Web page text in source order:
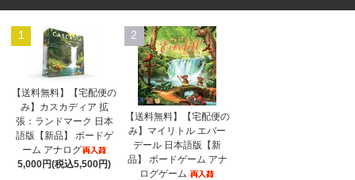
1
【送料無料】【宅配便の
み】カスカディア 拡
張：ランドマーク 日本
語版【新品】 ボードゲ
ーム アナログ
5,000円(税込5,500円)
2
【送料無料】【宅配便の
み】マイリトル エバー
デール 日本語版【新
品】 ボードゲーム アナ
ログゲーム